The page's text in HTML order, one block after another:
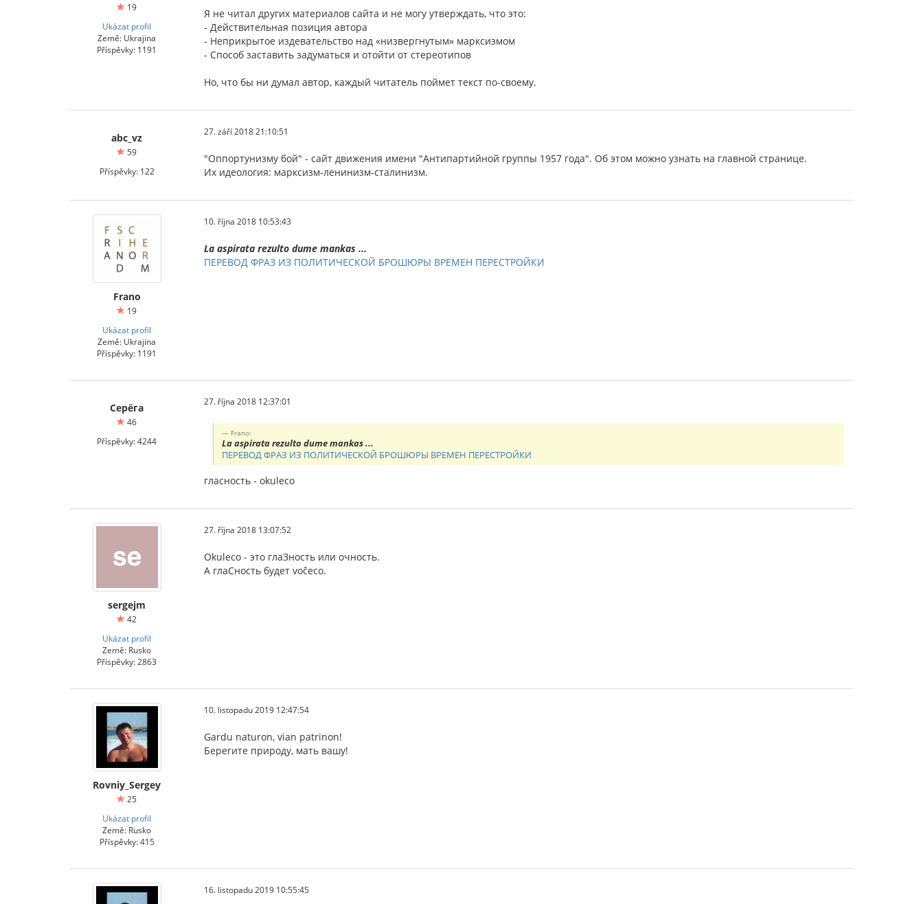
19
Ukázat profil
Země: Ukrajina
Příspěvky: 1191
Я не читал других материалов сайта и не могу утверждать, что это:
- Действительная позиция автора
- Неприкрытое издевательство над «низвергнутым» марксизмом
- Способ заставить задуматься и отойти от стереотипов
Но, что бы ни думал автор, каждый читатель поймет текст по-своему.
abc_vz
59
Příspěvky: 122
27. září 2018 21:10:51
"Оппортунизму бой" - сайт движения имени "Антипартийной группы 1957 года". Об этом можно узнать на главной странице.
Их идеология: марксизм-ленинизм-сталинизм.
Frano
19
Ukázat profil
Země: Ukrajina
Příspěvky: 1191
10. října 2018 10:53:43
La aspirata rezulto dume mankas ...
ПЕРЕВОД ФРАЗ ИЗ ПОЛИТИЧЕСКОЙ БРОШЮРЫ ВРЕМЕН ПЕРЕСТРОЙКИ
Серёга
46
Příspěvky: 4244
27. října 2018 12:37:01
Frano:
La aspirata rezulto dume mankas ...
ПЕРЕВОД ФРАЗ ИЗ ПОЛИТИЧЕСКОЙ БРОШЮРЫ ВРЕМЕН ПЕРЕСТРОЙКИ
гласность - okuleco
sergejm
42
Ukázat profil
Země: Rusko
Příspěvky: 2863
27. října 2018 13:07:52
Okuleco - это глаЗность или очность.
А глаСность будет voĉeco.
Rovniy_Sergey
25
Ukázat profil
Země: Rusko
Příspěvky: 415
10. listopadu 2019 12:47:54
Gardu naturon, vian patrinon!
Берегите природу, мать вашу!
16. listopadu 2019 10:55:45